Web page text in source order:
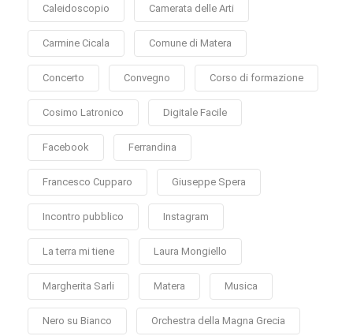
Caleidoscopio Camerata delle Arti
Carmine Cicala Comune di Matera
Concerto Convegno Corso di formazione
Cosimo Latronico Digitale Facile
Facebook Ferrandina
Francesco Cupparo Giuseppe Spera
Incontro pubblico Instagram
La terra mi tiene Laura Mongiello
Margherita Sarli Matera Musica
Nero su Bianco Orchestra della Magna Grecia